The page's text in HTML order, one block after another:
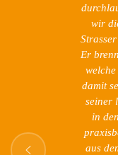
wir
Er
damit
seiner
in
aus